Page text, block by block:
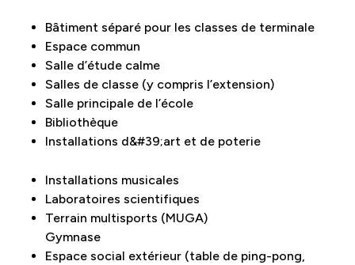
Bâtiment séparé pour les classes de terminale
Espace commun
Salle d’étude calme
Salles de classe (y compris l’extension)
Salle principale de l’école
Bibliothèque
Installations d&#39;art et de poterie
Installations musicales
Laboratoires scientifiques
Terrain multisports (MUGA)
Gymnase
Espace social extérieur (table de ping-pong,